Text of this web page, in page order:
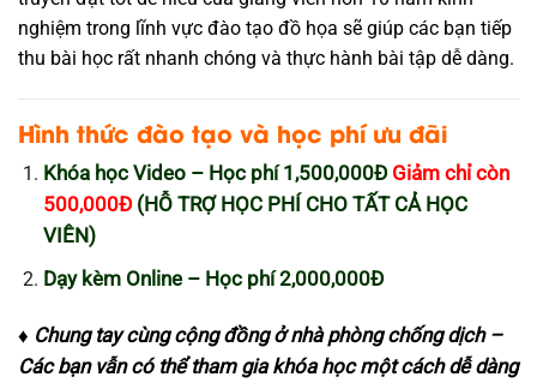
nghiệm trong lĩnh vực đào tạo đồ họa sẽ giúp các bạn tiếp
thu bài học rất nhanh chóng và thực hành bài tập dễ dàng.
Hình thức đào tạo và học phí ưu đãi
Khóa học Video – Học phí 1,500,000Đ Giảm chỉ còn
500,000Đ(HỖ TRỢ HỌC PHÍ CHO TẤT CẢ HỌC
VIÊN)
Dạy kèm Online – Học phí 2,000,000Đ
♦ Chung tay cùng cộng đồng ở nhà phòng chống dịch –
Các bạn vẫn có thể tham gia khóa học một cách dễ dàng